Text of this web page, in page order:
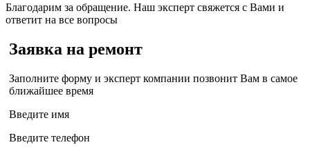
Благодарим за обращение. Наш эксперт свяжется с Вами и
ответит на все вопросы
Заявка на ремонт
Заполните форму и эксперт компании позвонит Вам в самое
ближайшее время
Введите имя
Введите телефон